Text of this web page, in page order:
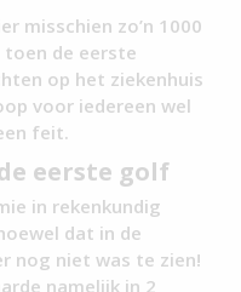
misschien zo’n 1000
toen de eerste
op het ziekenhuis
voor iedereen wel
feit.
eerste golf
in rekenkundig
dat in de
nog niet was te zien!
namelijk in 2